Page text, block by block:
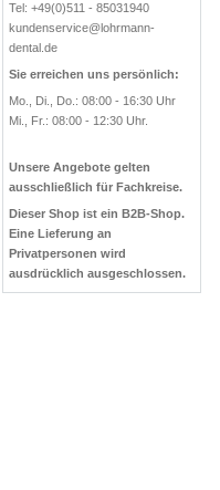
Tel: +49(0)511 - 85031940
kundenservice@lohrmann-
dental.de
Sie erreichen uns persönlich:
Mo., Di., Do.: 08:00 - 16:30 Uhr
Mi., Fr.: 08:00 - 12:30 Uhr.
Unsere Angebote gelten
ausschließlich für Fachkreise.
Dieser Shop ist ein B2B-Shop.
Eine Lieferung an
Privatpersonen wird
ausdrücklich ausgeschlossen.